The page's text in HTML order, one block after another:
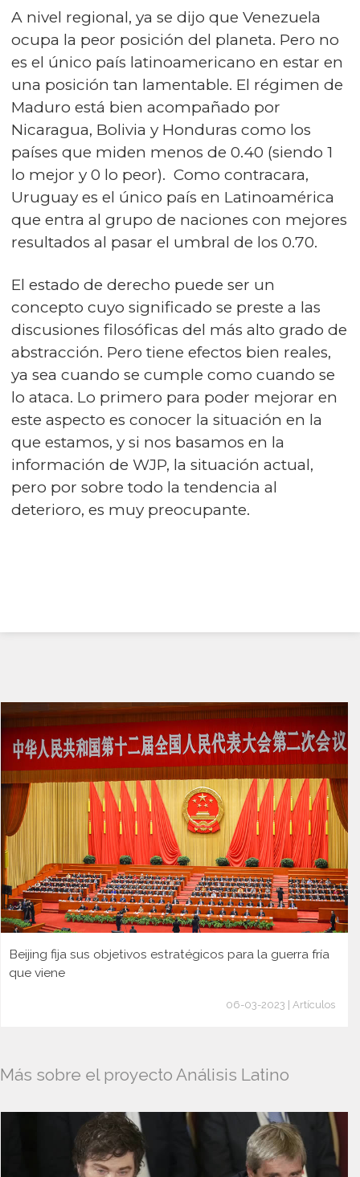
A nivel regional, ya se dijo que Venezuela
ocupa la peor posición del planeta. Pero no
es el único país latinoamericano en estar en
una posición tan lamentable. El régimen de
Maduro está bien acompañado por
Nicaragua, Bolivia y Honduras como los
países que miden menos de 0.40 (siendo 1
lo mejor y 0 lo peor). Como contracara,
Uruguay es el único país en Latinoamérica
que entra al grupo de naciones con mejores
resultados al pasar el umbral de los 0.70.
El estado de derecho puede ser un
concepto cuyo significado se preste a las
discusiones filosóficas del más alto grado de
abstracción. Pero tiene efectos bien reales,
ya sea cuando se cumple como cuando se
lo ataca. Lo primero para poder mejorar en
este aspecto es conocer la situación en la
que estamos, y si nos basamos en la
información de WJP, la situación actual,
pero por sobre todo la tendencia al
deterioro, es muy preocupante.
Beijing fija sus objetivos estratégicos para la guerra fría
que viene
06-03-2023 | Artículos
Más sobre el proyecto Análisis Latino